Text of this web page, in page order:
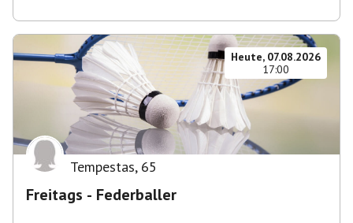
Heute, 07.08.2026
17:00
Tempestas, 65
Freitags - Federballer